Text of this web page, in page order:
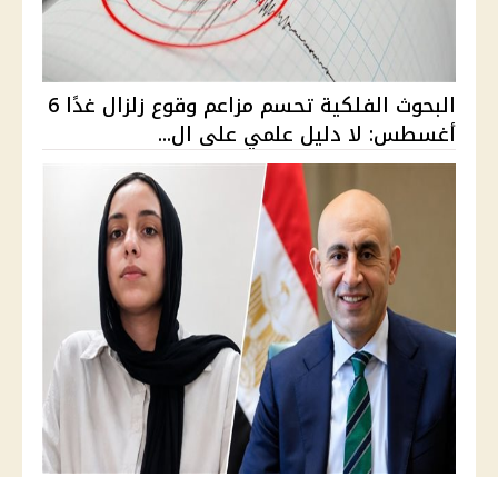
البحوث الفلكية تحسم مزاعم وقوع زلزال غدًا 6
أغسطس: لا دليل علمي على ال...